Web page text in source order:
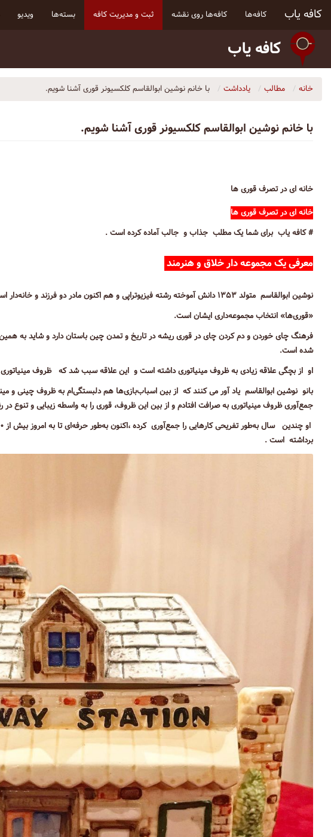
کافه یاب کافه‌ها کافه‌ها روی نقشه ثبت و مدیریت کافه بسته‌ها ویدیو
کافه یاب
خانه مطالب یادداشت با خانم نوشین ابوالقاسم کلکسیونر قوری آشنا شویم.
با خانم نوشین ابوالقاسم کلکسیونر قوری آشنا شویم.
خانه ای در تصرف قوری ها
خانه ای در تصرف قوری ها
# کافه یاب برای شما یک مطلب جذاب و جالب آماده کرده است .
معرفی یک مجموعه دار خلاق و هنرمند
نوشین ابوالقاسم متولد ۱۳۵۳ دانش آموخته رشته فیزیوتراپی و هم اکنون مادر دو فرزند و خانه‌دار است.
«قوری‌ها» انتخاب مجموعه‌داری‌ ایشان است.
فرهنگ چای خوردن و دم کردن چای در قوری ریشه در تاریخ و تمدن چین باستان دارد و شاید به
شده است.
او از بچگی علاقه زیادی به ظروف مینیاتوری داشته است و این علاقه سبب شد که ظروف
بانو نوشین ابوالقاسم یاد آور می کنند که از بین اسباب‌بازی‌ها هم دلبستگی‌ام به ظروف چینی و
جمع‌آوری ظروف مینیاتوری به صرافت افتادم و از بین این ظروف، قوری را به واسطه زیبایی و تنوع در
برداشته است .